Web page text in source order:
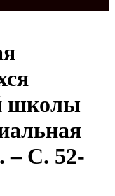
школы
– С. 52-